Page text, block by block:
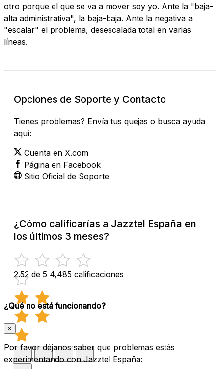
otro porque el que se va a mover soy yo. Ante la "baja-
alta administrativa", la baja-baja. Ante la negativa a
"escalar" el problema, desescalada total en varias
líneas.
Opciones de Soporte y Contacto
Tienes problemas? Envía tus quejas o busca ayuda
aquí:
Cuenta en X.com
Página en Facebook
Sitio Oficial de Soporte
¿Cómo calificarías a Jazztel España en
los últimos 3 meses?
2.52 de 5 4,485 calificaciones
¿Qué no está funcionando?
×
Por favor déjanos saber que problemas estás
experimentando con Jazztel España: